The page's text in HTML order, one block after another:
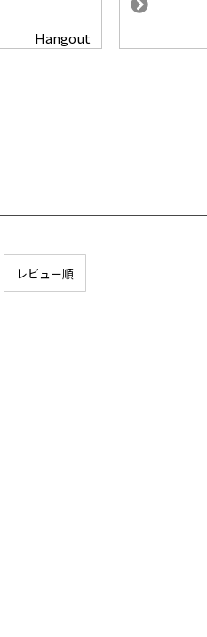
Hangout
レビュー順